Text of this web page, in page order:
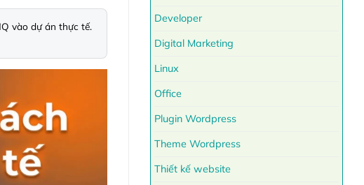
vào dự án thực tế.
Developer
Digital Marketing
Linux
Office
Plugin Wordpress
Theme Wordpress
Thiết kế website